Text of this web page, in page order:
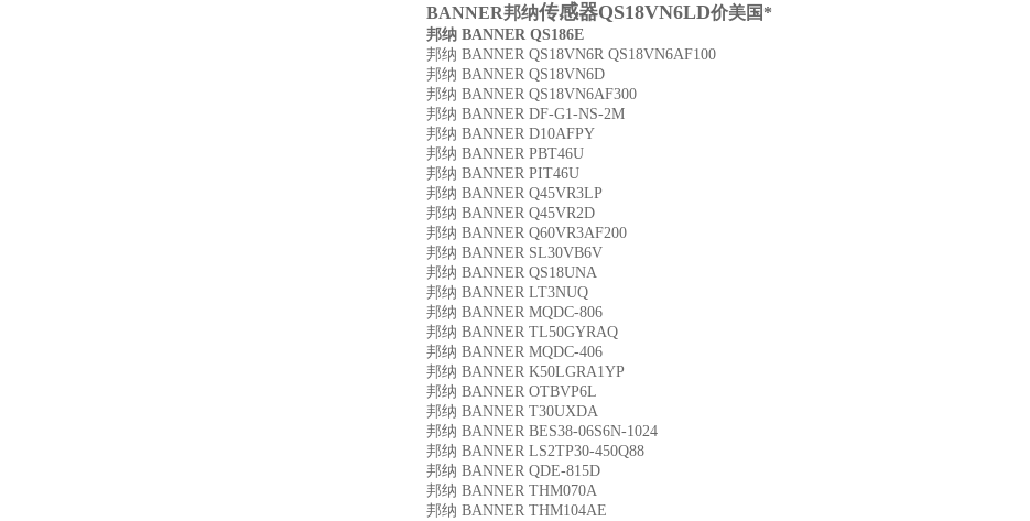
BANNER邦纳传感器QS18VN6LD价美国*
邦纳 BANNER QS186E
邦纳 BANNER QS18VN6R QS18VN6AF100
邦纳 BANNER QS18VN6D
邦纳 BANNER QS18VN6AF300
邦纳 BANNER DF-G1-NS-2M
邦纳 BANNER D10AFPY
邦纳 BANNER PBT46U
邦纳 BANNER PIT46U
邦纳 BANNER Q45VR3LP
邦纳 BANNER Q45VR2D
邦纳 BANNER Q60VR3AF200
邦纳 BANNER SL30VB6V
邦纳 BANNER QS18UNA
邦纳 BANNER LT3NUQ
邦纳 BANNER MQDC-806
邦纳 BANNER TL50GYRAQ
邦纳 BANNER MQDC-406
邦纳 BANNER K50LGRA1YP
邦纳 BANNER OTBVP6L
邦纳 BANNER T30UXDA
邦纳 BANNER BES38-06S6N-1024
邦纳 BANNER LS2TP30-450Q88
邦纳 BANNER QDE-815D
邦纳 BANNER THM070A
邦纳 BANNER THM104AE